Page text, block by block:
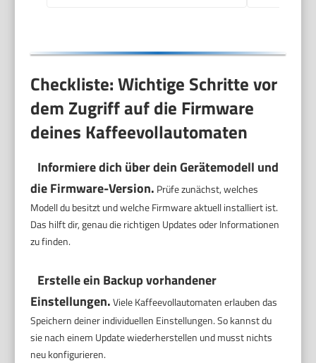
Checkliste: Wichtige Schritte vor
dem Zugriff auf die Firmware
deines Kaffeevollautomaten
Informiere dich über dein Gerätemodell und
die Firmware-Version. Prüfe zunächst, welches
Modell du besitzt und welche Firmware aktuell installiert ist.
Das hilft dir, genau die richtigen Updates oder Informationen
zu finden.
Erstelle ein Backup vorhandener
Einstellungen.Viele Kaffeevollautomaten erlauben das
Speichern deiner individuellen Einstellungen. So kannst du
sie nach einem Update wiederherstellen und musst nichts
neu konfigurieren.